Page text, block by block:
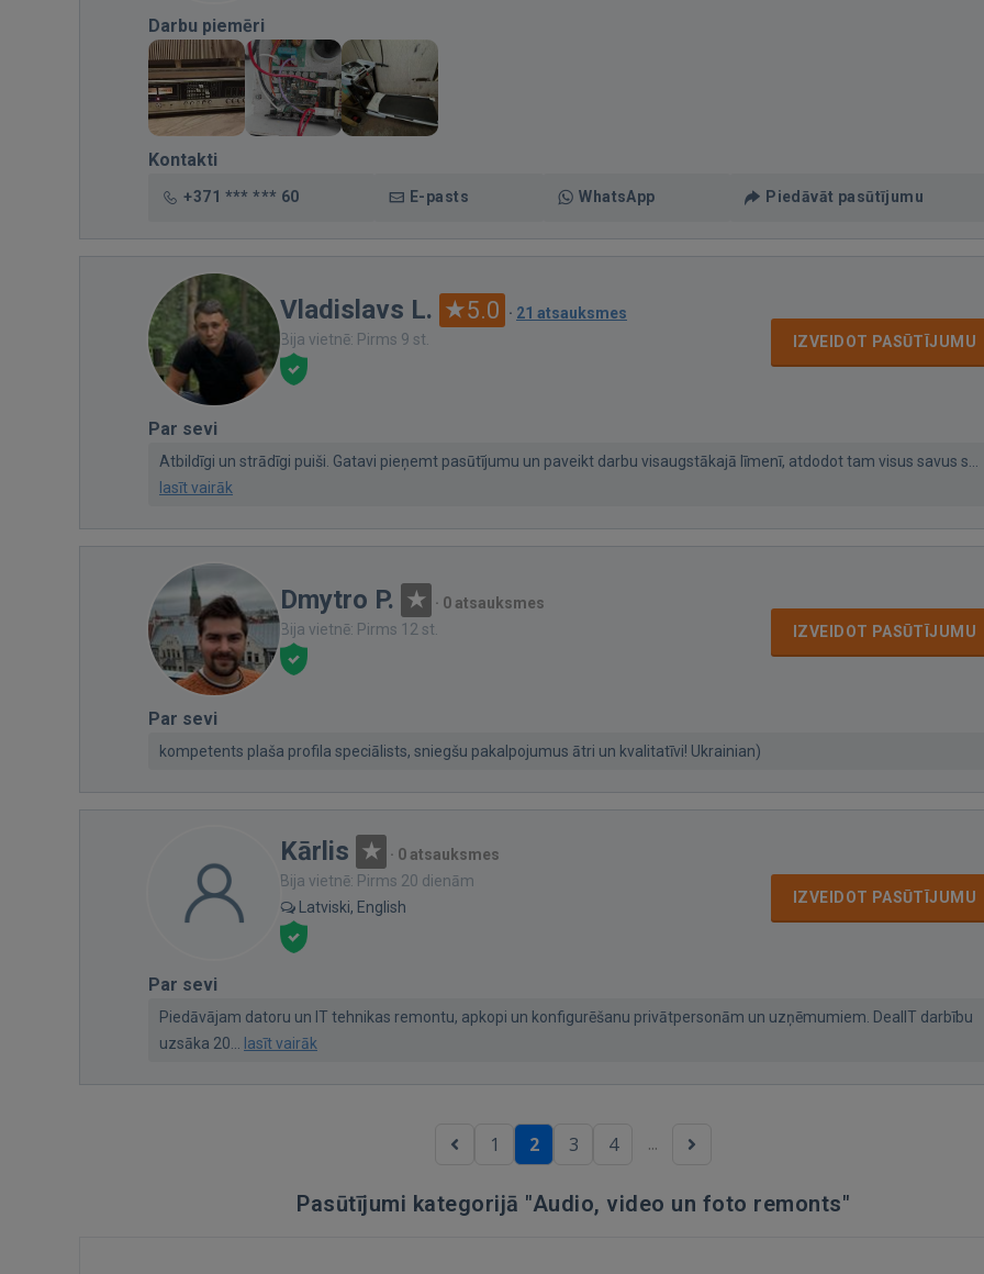
Darbu piemēri
Kontakti
+371 *** *** 60 E-pasts WhatsApp Piedāvāt pasūtījumu
Vladislavs L. 5.0 · 21 atsauksmes
Bija vietnē: Pirms 9 st.
IZVEIDOT PASŪTĪJUMU
Par sevi
Atbildīgi un strādīgi puiši. Gatavi pieņemt pasūtījumu un paveikt darbu visaugstākajā līmenī, atdodot tam visus savus s...
lasīt vairāk
Dmytro P. · 0 atsauksmes
Bija vietnē: Pirms 12 st.
IZVEIDOT PASŪTĪJUMU
Par sevi
kompetents plaša profila speciālists, sniegšu pakalpojumus ātri un kvalitatīvi! Ukrainian)
Kārlis · 0 atsauksmes
Bija vietnē: Pirms 20 dienām
Latviski, English
IZVEIDOT PASŪTĪJUMU
Par sevi
Piedāvājam datoru un IT tehnikas remontu, apkopi un konfigurēšanu privātpersonām un uzņēmumiem. DealIT darbību
uzsāka 20... lasīt vairāk
1 2 3 4 ...
Pasūtījumi kategorijā "Audio, video un foto remonts"